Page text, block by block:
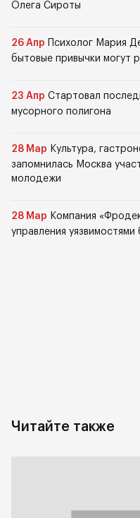
Олега Сироты
26 Апр
Психолог Мария
бытовые привычки могут
23 Апр Стартовал
мусорного полигона
28 Мар Культура,
запомнилась Москва
молодежи
28 Мар Компания
управления
Читайте также